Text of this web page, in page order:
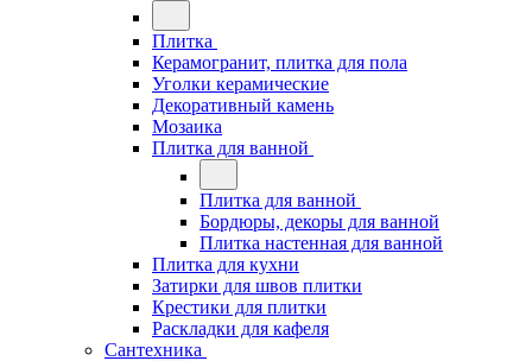
Плитка
Керамогранит, плитка для пола
Уголки керамические
Декоративный камень
Мозаика
Плитка для ванной
Плитка для ванной
Бордюры, декоры для ванной
Плитка настенная для ванной
Плитка для кухни
Затирки для швов плитки
Крестики для плитки
Раскладки для кафеля
Сантехника